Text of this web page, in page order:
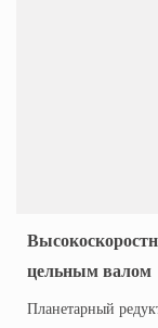
цельным валом
Планетарный